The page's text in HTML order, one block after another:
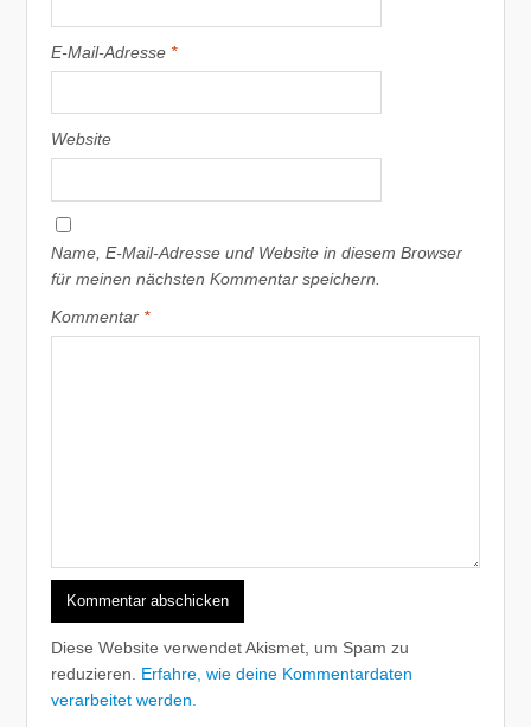
E-Mail-Adresse *
Website
Name, E-Mail-Adresse und Website in diesem Browser
für meinen nächsten Kommentar speichern.
Kommentar *
Diese Website verwendet Akismet, um Spam zu
reduzieren. Erfahre, wie deine Kommentardaten
verarbeitet werden.